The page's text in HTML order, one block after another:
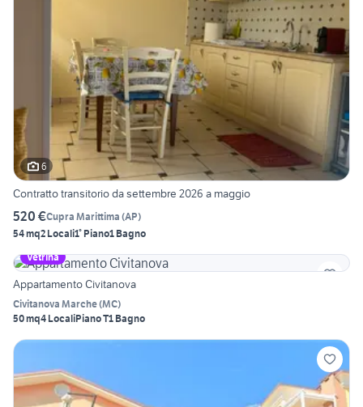
6
Contratto transitorio da settembre 2026 a maggio
520 €Cupra Marittima (AP)
54 mq2 Locali1° Piano1 Bagno
Vetrina
Appartamento Civitanova
Civitanova Marche(MC)
50 mq4 LocaliPiano T1 Bagno